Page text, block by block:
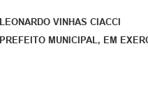
LEONARDO VINHAS CIACCI
PREFEITO MUNICIPAL, EM